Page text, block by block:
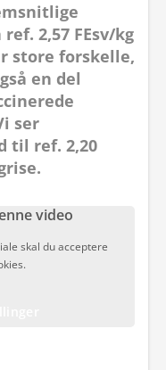
2,57 FEsv/kg
store forskelle,
en del
ser
til ref. 2,20
video
skal du acceptere